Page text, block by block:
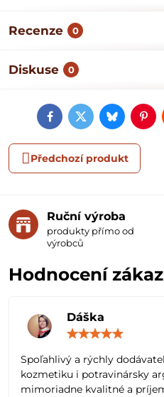
Recenze 0
Diskuse 0
FacebookTwitterBluesky
Předchozí produkt
Ruční výroba
produkty přímo od
výrobců
Hodnocení
Dáška
5
Spoľahlivý a rýchly
kozmetiku i potravinársky
mimoriadne kvalitné a